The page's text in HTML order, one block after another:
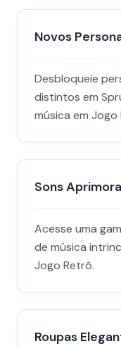
Novos
Desbloqueie
distintos em
música em Jogo
Sons
Acesse uma
de música
Jogo Retrô.
Roupas